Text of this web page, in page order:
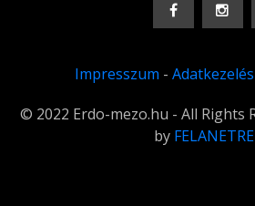
Impresszum -
© 2022 Erdo-mezo.hu - All Rights
by FELANETRE